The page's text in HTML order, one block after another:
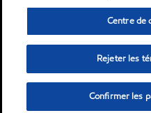
Centre de
Rejeter les
Confirmer les